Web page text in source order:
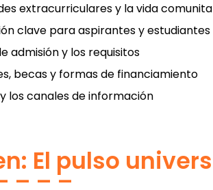
extracurriculares y la vida
clave para aspirantes y estudiantes
admisión y los requisitos
becas y formas de financiamiento
los canales de información
El pulso